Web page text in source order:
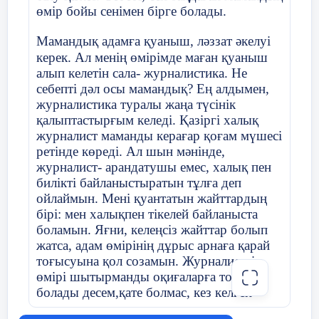
«Ән орындаушылар» номинацясының
бас жүлдесі Ақтау қаласы -2012 жыл
«Ақберен» республикалық сайыстың
аудандық кезеңі
«эссе жазушылар» бөлімі бойынша ІІ
орын , «жеке ән орындаушылар»
бөлімі бойынша бас жүлде
*Сұлтанова Ләззат Сүлейменқызы
*Маңғыстау облысы
шығарсыздар. Себебі, мен журналист
болуымның мақсаттарын айқындап
жатырмын. Менің журналист
мамандығын таңдауыма, теңдік мәселесі
ғана әсер еткен жоқ. Әлемдегі
жемқорлық,әділетсізділік, екіжүзділік
саясат-мұның барлығы да көзқарасымды
қалыптастырды. Әлемді қалаған кезде
өзгертуге болмайтынын білем, бірақ
өзіңнен бастасаң, қасыңдағы адамдар да
өзгереді.Мысалы, егер сен алма ағашын
отырғызсаң,кейін соның жемісін
көрсең,басқа адамдар саған
қызығып,оларда алма ағашын отырғыза
бастайды. Осылайша адамның қоғамға
психологиялық тәуелділігін жақсы жақта
пайдалануға болады.Адам жақсы
нәрселерді оқыса, санасы дұрыс қалыптаса
бастайды. Осы «жақсы нәрселер»
жазылуы үшін, мен журналист болғым
өмір бойы сенімен бірге болады.
Мамандық адамға қуаныш, ләззат әкелуі
керек. Ал менің өмірімде маған қуаныш
алып келетін сала- журналистика. Не
себепті дәл осы мамандық? Ең алдымен,
журналистика туралы жаңа түсінік
қалыптастырғым келеді. Қазіргі халық
журналист маманды керағар қоғам мүшесі
ретінде көреді. Ал шын мәнінде,
журналист- арандатушы емес, халық пен
билікті байланыстыратын тұлға деп
ойлаймын. Мені қуантатын жайттардың
бірі: мен халықпен тікелей байланыста
боламын. Яғни, келеңсіз жайттар болып
жатса, адам өмірінің дұрыс арнаға қарай
тоғысуына қол созамын. Журналисттің
өмірі шытырманды оқиғаларға толы
болады десем,қате болмас, кез келген
сәтте, ойламаған жайттарға да дайын